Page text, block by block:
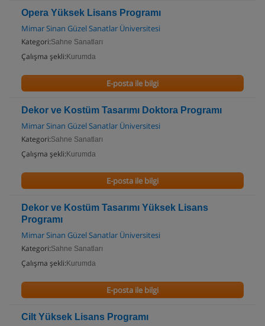
Opera Yüksek Lisans Programı
Mimar Sinan Güzel Sanatlar Üniversitesi
Kategori:Sahne Sanatları
Çalışma şekli: Kurumda
E-posta ile bilgi
Dekor ve Kostüm Tasarımı Doktora Programı
Mimar Sinan Güzel Sanatlar Üniversitesi
Kategori:Sahne Sanatları
Çalışma şekli: Kurumda
E-posta ile bilgi
Dekor ve Kostüm Tasarımı Yüksek Lisans
Programı
Mimar Sinan Güzel Sanatlar Üniversitesi
Kategori:Sahne Sanatları
Çalışma şekli: Kurumda
E-posta ile bilgi
Cilt Yüksek Lisans Programı